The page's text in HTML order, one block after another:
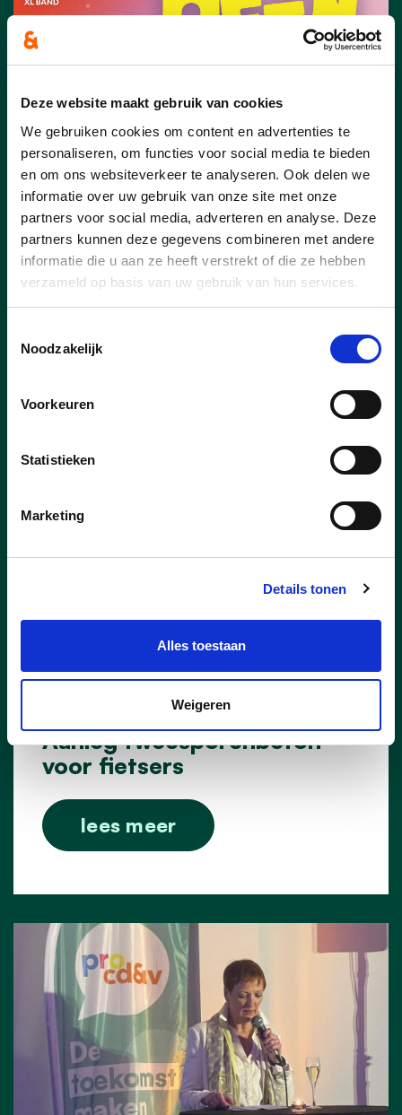
Deze website maakt gebruik van cookies
We gebruiken cookies om content en advertenties te
personaliseren, om functies voor social media te bieden
en om ons websiteverkeer te analyseren. Ook delen we
informatie over uw gebruik van onze site met onze
partners voor social media, adverteren en analyse. Deze
partners kunnen deze gegevens combineren met andere
informatie die u aan ze heeft verstrekt of die ze hebben
verzameld op basis van uw gebruik van hun services.
Noodzakelijk
Voorkeuren
Statistieken
Marketing
Details tonen
Alles toestaan
Weigeren
Persconferentie -
BuitenBeenPop 2025
14/06/25
lees meer
Aanleg tweesporenbeton
voor fietsers
lees meer